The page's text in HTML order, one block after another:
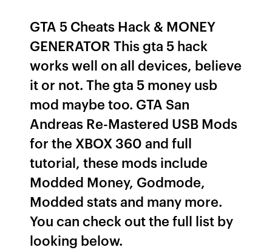
GTA 5 Cheats Hack & MONEY
GENERATOR This gta 5 hack
works well on all devices, believe
it or not. The gta 5 money usb
mod maybe too. GTA San
Andreas Re-Mastered USB Mods
for the XBOX 360 and full
tutorial, these mods include
Modded Money, Godmode,
Modded stats and many more.
You can check out the full list by
looking below.